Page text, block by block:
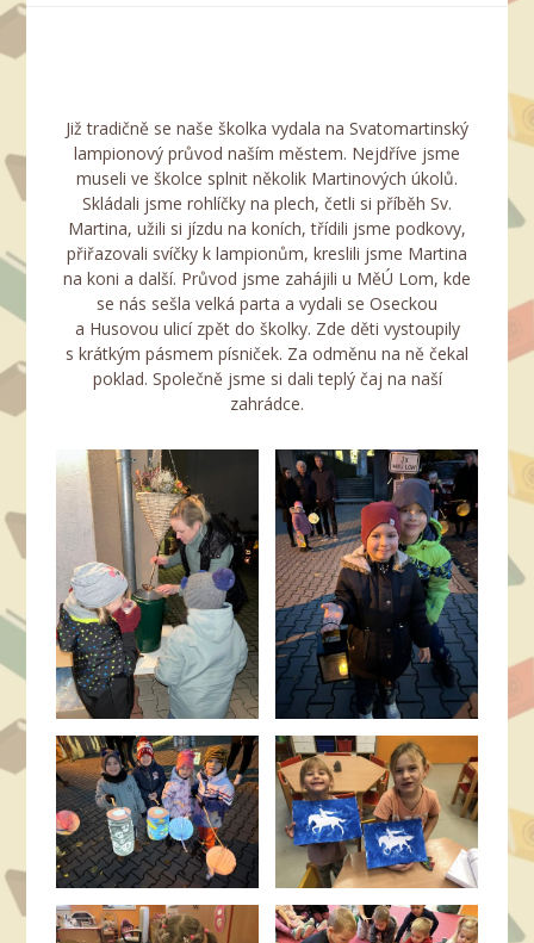
Již tradičně se naše školka vydala na Svatomartinský
lampionový průvod naším městem. Nejdříve jsme
museli ve školce splnit několik Martinových úkolů.
Skládali jsme rohlíčky na plech, četli si příběh Sv.
Martina, užili si jízdu na koních, třídili jsme podkovy,
přiřazovali svíčky k lampionům, kreslili jsme Martina
na koni a další. Průvod jsme zahájili u MěÚ Lom, kde
se nás sešla velká parta a vydali se Oseckou
a Husovou ulicí zpět do školky. Zde děti vystoupily
s krátkým pásmem písniček. Za odměnu na ně čekal
poklad. Společně jsme si dali teplý čaj na naší
zahrádce.